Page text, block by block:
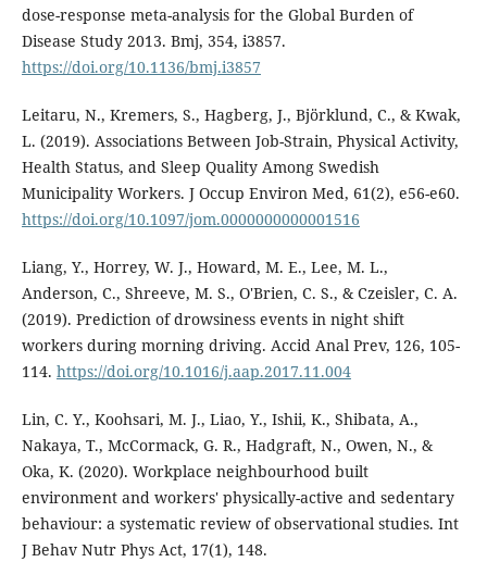
dose-response meta-analysis for the Global Burden of
Disease Study 2013. Bmj, 354, i3857.
https://doi.org/10.1136/bmj.i3857
Leitaru, N., Kremers, S., Hagberg, J., Björklund, C., & Kwak,
L. (2019). Associations Between Job-Strain, Physical Activity,
Health Status, and Sleep Quality Among Swedish
Municipality Workers. J Occup Environ Med, 61(2), e56-e60.
https://doi.org/10.1097/jom.0000000000001516
Liang, Y., Horrey, W. J., Howard, M. E., Lee, M. L.,
Anderson, C., Shreeve, M. S., O'Brien, C. S., & Czeisler, C. A.
(2019). Prediction of drowsiness events in night shift
workers during morning driving. Accid Anal Prev, 126, 105-
114. https://doi.org/10.1016/j.aap.2017.11.004
Lin, C. Y., Koohsari, M. J., Liao, Y., Ishii, K., Shibata, A.,
Nakaya, T., McCormack, G. R., Hadgraft, N., Owen, N., &
Oka, K. (2020). Workplace neighbourhood built
environment and workers' physically-active and sedentary
behaviour: a systematic review of observational studies. Int
J Behav Nutr Phys Act, 17(1), 148.